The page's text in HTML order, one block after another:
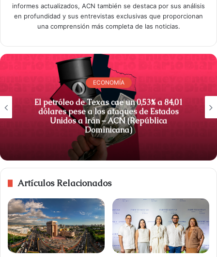
informes actualizados, ACN también se destaca por sus análisis
en profundidad y sus entrevistas exclusivas que proporcionan
una comprensión más completa de las noticias.
ECONOMÍA
El petróleo de Texas cae un 0,53% a 84,01
dólares pese a los ataques de Estados
Unidos a Irán – ACN (República
Dominicana)
Artículos Relacionados